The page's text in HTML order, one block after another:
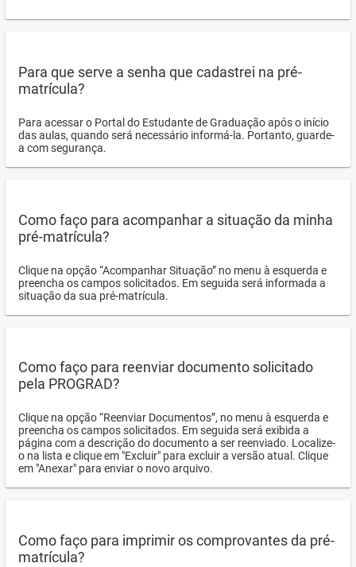
Para que serve a senha que cadastrei na pré-
matrícula?
Para acessar o Portal do Estudante de Graduação após o início
das aulas, quando será necessário informá-la. Portanto, guarde-
a com segurança.
Como faço para acompanhar a situação da minha
pré-matrícula?
Clique na opção “Acompanhar Situação” no menu à esquerda e
preencha os campos solicitados. Em seguida será informada a
situação da sua pré-matrícula.
Como faço para reenviar documento solicitado
pela PROGRAD?
Clique na opção “Reenviar Documentos”, no menu à esquerda e
preencha os campos solicitados. Em seguida será exibida a
página com a descrição do documento a ser reenviado. Localize-
o na lista e clique em "Excluir" para excluir a versão atual. Clique
em "Anexar" para enviar o novo arquivo.
Como faço para imprimir os comprovantes da pré-
matrícula?